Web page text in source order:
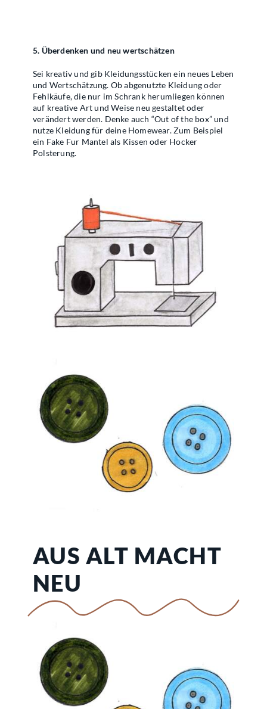
5. Überdenken und neu wertschätzen
Sei kreativ und gib Kleidungsstücken ein neues Leben
und Wertschätzung. Ob abgenutzte Kleidung oder
Fehlkäufe, die nur im Schrank herumliegen können
auf kreative Art und Weise neu gestaltet oder
verändert werden. Denke auch “Out of the box” und
nutze Kleidung für deine Homewear. Zum Beispiel
ein Fake Fur Mantel als Kissen oder Hocker
Polsterung.
AUS ALT MACHT
NEU